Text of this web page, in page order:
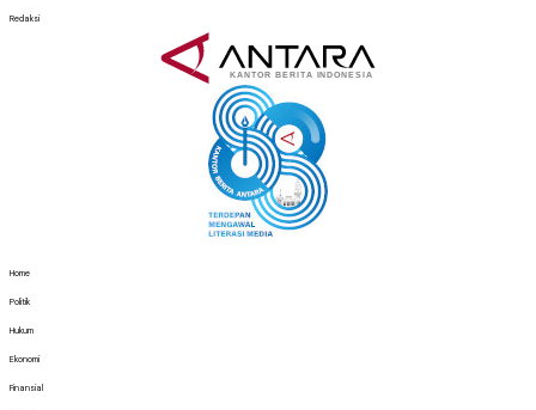
Redaksi
Home
Politik
Hukum
Ekonomi
Finansial